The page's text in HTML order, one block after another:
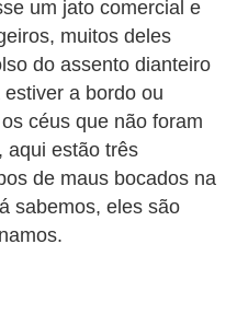
um jato comercial e
muitos deles
do assento dianteiro
a bordo ou
céus que não foram
aqui estão três
de maus bocados na
sabemos, eles são